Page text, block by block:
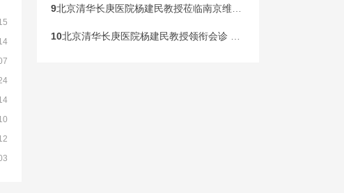
9北京清华长庚医院杨建民教授莅临南京维多利亚胎记诊疗，本周末联合会诊开启！
10北京清华长庚医院杨建民教授领衔会诊 国家级公益基金助力胎记患儿健康行动在宁启动